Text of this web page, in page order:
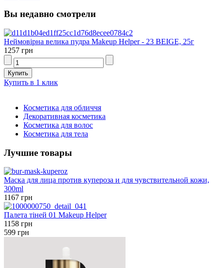
Вы недавно смотрели
Неймовірна велика пудра Makeup Helper - 23 BEIGE, 25г
1257 грн
Купить в 1 клик
Косметика для обличчя
Декоративная косметика
Косметика для волос
Косметика для тела
Лучшие товары
Маска для лица против купероза и для чувствительной кожи,
300ml
1167 грн
Палета тіней 01 Makeup Helper
1158 грн
599 грн